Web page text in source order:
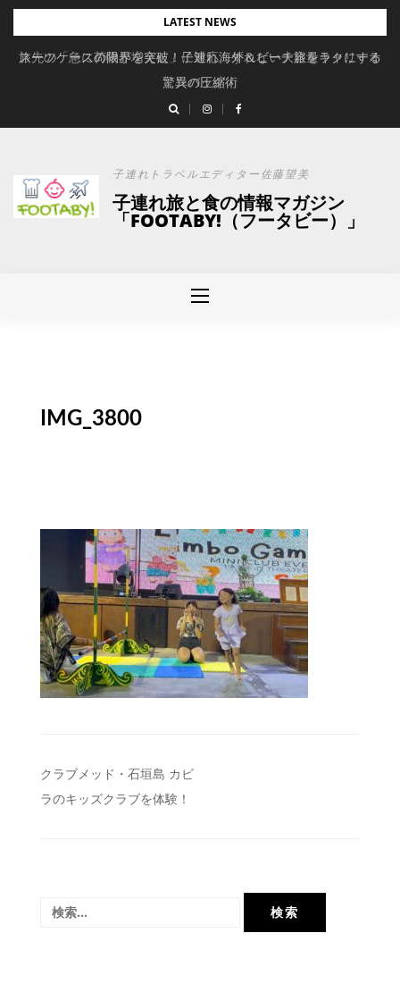
Skip
content
LATEST NEWS
旅先の「急に荷物が増えた」に対応。ずれない大容量キャリーオ
ンバッグ
スーツケースの限界を突破！子連れ海外＆ビーチ旅をラクにする
驚異の圧縮術
子連れトラベルエディター佐藤望美
子連れ旅と食の情報マガジン
「FOOTABY!（フータビー）」
IMG_3800
投
稿
ー
クラブメッド・石垣島 カビ
ラのキッズクラブを体験！